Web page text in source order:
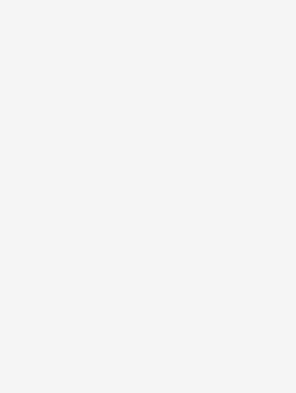
Когда еще могут
Если вам неизвестно, как
услугах могут нуждаться и уже
Подобных ситуаций возникает